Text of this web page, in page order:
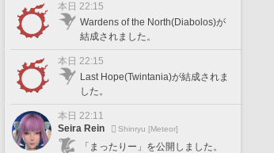
本日 22:15
Wardens of the North(Diabolos)が
結成されました。
本日 22:15
Last Hope(Twintania)が結成されま
した。
本日 22:11
Seira Rein
Shinryu [Meteor]
「まったりー」を公開しました。